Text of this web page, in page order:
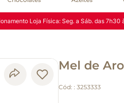
Loja Física: Seg. a Sáb. das 7h30
Mel de
Cód: : 3253333